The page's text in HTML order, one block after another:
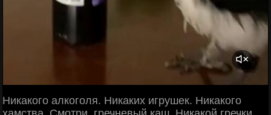
Никакого алкоголя. Никаких игрушек. Никакого